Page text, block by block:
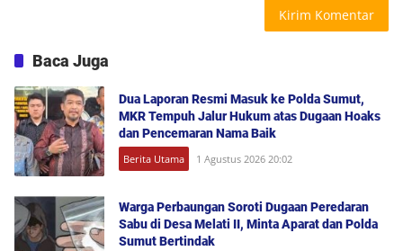
Baca Juga
Dua Laporan Resmi Masuk ke Polda Sumut,
MKR Tempuh Jalur Hukum atas Dugaan Hoaks
dan Pencemaran Nama Baik
Berita Utama 1 Agustus 2026 20:02
Warga Perbaungan Soroti Dugaan Peredaran
Sabu di Desa Melati II, Minta Aparat dan Polda
Sumut Bertindak